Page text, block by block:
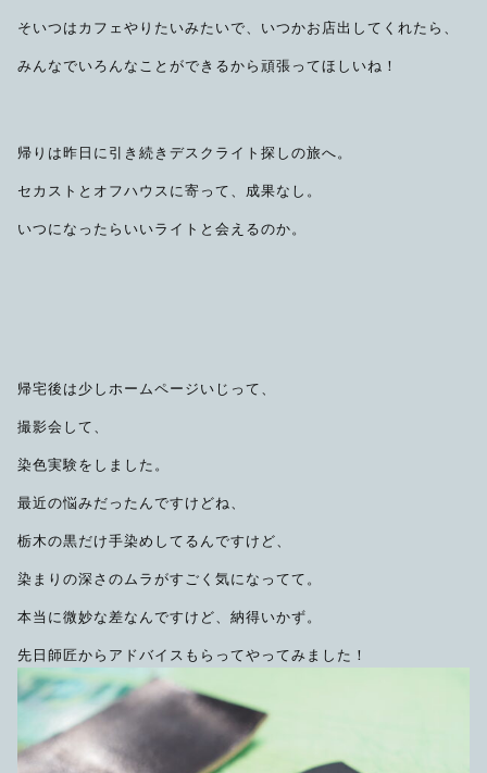
そいつはカフェやりたいみたいで、いつかお店出してくれたら、
みんなでいろんなことができるから頑張ってほしいね！
帰りは昨日に引き続きデスクライト探しの旅へ。
セカストとオフハウスに寄って、成果なし。
いつになったらいいライトと会えるのか。
帰宅後は少しホームページいじって、
撮影会して、
染色実験をしました。
最近の悩みだったんですけどね、
栃木の黒だけ手染めしてるんですけど、
染まりの深さのムラがすごく気になってて。
本当に微妙な差なんですけど、納得いかず。
先日師匠からアドバイスもらってやってみました！